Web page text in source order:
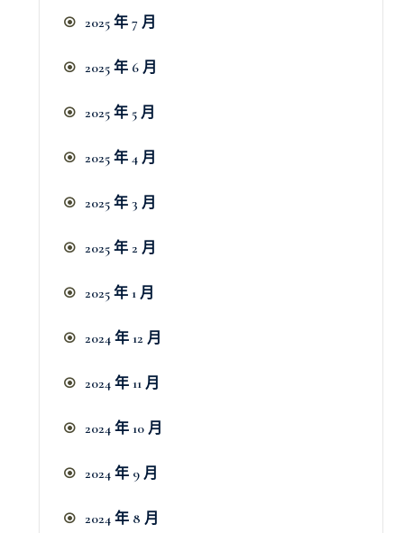
2025 年 7 月
2025 年 6 月
2025 年 5 月
2025 年 4 月
2025 年 3 月
2025 年 2 月
2025 年 1 月
2024 年 12 月
2024 年 11 月
2024 年 10 月
2024 年 9 月
2024 年 8 月